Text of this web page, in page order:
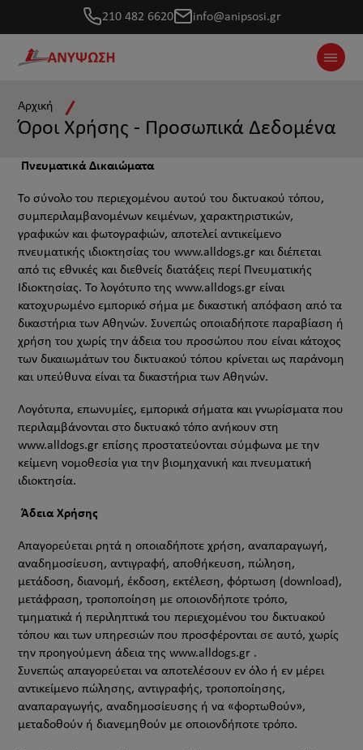
210 482 6620 info@anipsosi.gr
Αρχική
Όροι Χρήσης - Προσωπικά Δεδομένα
Πνευματικά Δικαιώματα
Το σύνολο του περιεχομένου αυτού του δικτυακού τόπου,
συμπεριλαμβανομένων κειμένων, χαρακτηριστικών,
γραφικών και φωτογραφιών, αποτελεί αντικείμενο
πνευματικής ιδιοκτησίας του www.alldogs.gr και διέπεται
από τις εθνικές και διεθνείς διατάξεις περί Πνευματικής
Ιδιοκτησίας. Το λογότυπο της www.alldogs.gr είναι
κατοχυρωμένο εμπορικό σήμα με δικαστική απόφαση από τα
δικαστήρια των Αθηνών. Συνεπώς οποιαδήποτε παραβίαση ή
χρήση του χωρίς την άδεια του προσώπου που είναι κάτοχος
των δικαιωμάτων του δικτυακού τόπου κρίνεται ως παράνομη
και υπεύθυνα είναι τα δικαστήρια των Αθηνών.
Λογότυπα, επωνυμίες, εμπορικά σήματα και γνωρίσματα που
περιλαμβάνονται στο δικτυακό τόπο ανήκουν στη
www.alldogs.gr επίσης προστατεύονται σύμφωνα με την
κείμενη νομοθεσία για την βιομηχανική και πνευματική
ιδιοκτησία.
Άδεια Χρήσης
Απαγορεύεται ρητά η οποιαδήποτε χρήση, αναπαραγωγή,
αναδημοσίευση, αντιγραφή, αποθήκευση, πώληση,
μετάδοση, διανομή, έκδοση, εκτέλεση, φόρτωση (download),
μετάφραση, τροποποίηση με οποιονδήποτε τρόπο,
τμηματικά ή περιληπτικά του περιεχομένου του δικτυακού
τόπου και των υπηρεσιών που προσφέρονται σε αυτό, χωρίς
την προηγούμενη άδεια της www.alldogs.gr .
Συνεπώς απαγορεύεται να αποτελέσουν εν όλο ή εν μέρει
αντικείμενο πώλησης, αντιγραφής, τροποποίησης,
αναπαραγωγής, αναδημοσίευσης ή να «φορτωθούν»,
μεταδοθούν ή διανεμηθούν με οποιονδήποτε τρόπο.